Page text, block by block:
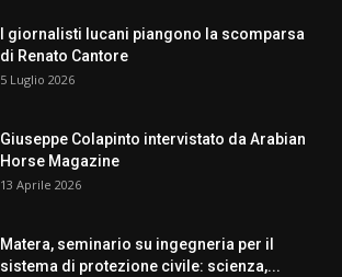
I giornalisti lucani piangono la scomparsa
di Renato Cantore
5 Luglio 2026
Giuseppe Colapinto intervistato da Arabian
Horse Magazine
13 Aprile 2026
Matera, seminario su ingegneria per il
sistema di protezione civile: scienza,...